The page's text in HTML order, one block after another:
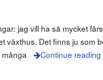
jag vill ha så mycket
växthus. Det finns ju som
Continue reading